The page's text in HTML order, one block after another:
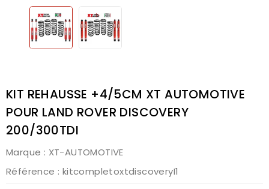
KIT REHAUSSE +4/5CM XT AUTOMOTIVE
POUR LAND ROVER DISCOVERY
200/300TDI
Marque : XT-AUTOMOTIVE
Référence : kitcompletoxtdiscoveryI1